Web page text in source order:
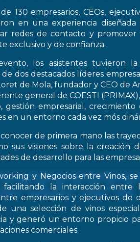
130 empresarios, CEOs,
en una experiencia
redes de contacto y
exclusivo y de confianza.
los asistentes tuvieron
dos destacados líderes
de Mola, fundador y CEO de
general de COESTI
gestión empresarial,
en un entorno cada vez mós
de primera mano las
sus visiones sobre la creación
de desarrollo para las
y Negocios entre Vinos,
la interacción entre
empresarios y ejecutivos de
una selección de vinos
y generó un entorno propicio
comerciales.